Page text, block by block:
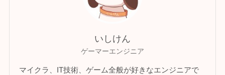
いしけん
ゲーマーエンジニア
マイクラ、IT技術、ゲーム全般が好きなエンジニアで